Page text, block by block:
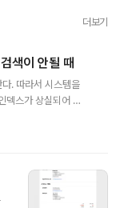
더보기
색이 안될 때
. 따라서 시스템을
스가 상실되어 과
을 실행
Librar